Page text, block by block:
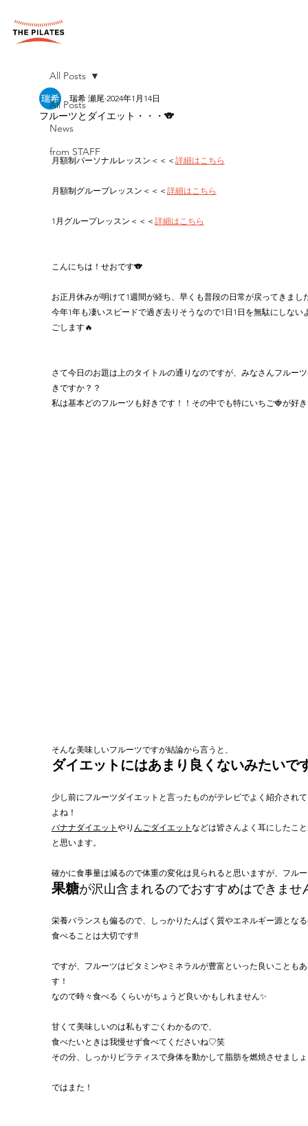
All Posts
News
from STAFF
All Posts
フルーツとダイエット・・・🐨
瑞希 瀬尾 2024年1月14日
月額制パーソナルレッスン＜＜＜ 詳細はこちら
月額制グループレッスン＜＜＜ 詳細はこちら
1月グループレッスン＜＜＜ 詳細はこちら
こんにちは！せおです🐨
お正月休みが明けて1週間が経ち、早くも普段の日常が戻ってきまし
今年1年も凄いスピードで過ぎ去りそうなので1日1日を無駄にしない
ごします🔥
さて今日のお題は上のタイトルの通りなのですが、みなさんフルー
きですか？？
私は基本どのフルーツも好きです！！その中でも特にいちご🍓が好
そんな美味しいフルーツですが結論から言うと、
ダイエットにはあまり良くないみたいで
少し前にフルーツダイエットと言ったものがテレビでよく紹介され
よね！
バナナダイエット やり んごダイエット などは皆さんよく耳にしたこ
と思います。
確かに食事量は減るので体重の変化は見られると思いますが、フル
果糖が沢山含まれるのでおすすめはできませ
栄養バランスも偏るので、しっかりたんぱく質やエネルギー源とな
食べることは大切です‼︎
ですが、フルーツはビタミンやミネラルが豊富といった良いことも
す！
なので時々食べる くらいがちょうど良いかもしれません✨
甘くて美味しいのは私もすごくわかるので、
食べたいときは我慢せず食べてくださいね♡笑
その分、しっかりピラティスで身体を動かして脂肪を燃焼させまし
ではまた！